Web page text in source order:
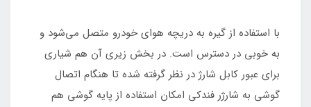
با استفاده از گیره به دریچه هوای خودرو متصل می‌شود و
به خوبی در دسترس است. در بخش زیری آن هم شیاری
برای عبور کابل شارژ در نظر گرفته شده تا هنگام اتصال
گوشی به شارژر فندکی امکان استفاده از پایه گوشی هم